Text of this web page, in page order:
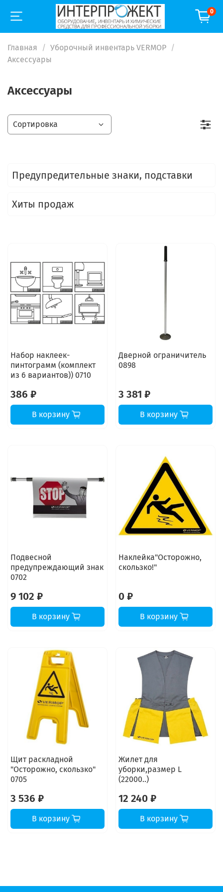
0
Главная
Уборочный инвентарь VERMOP
Аксессуары
Аксессуары
Предупредительные знаки, подставки
Хиты продаж
Набор наклеек-
пинтограмм (комплект
из 6 вариантов)) 0710
386 ₽
В корзину
Дверной ограничитель
0898
3 381 ₽
В корзину
Подвесной
предупреждающий знак
0702
9 102 ₽
В корзину
Наклейка"Осторожно,
скользко!"
0 ₽
В корзину
Щит раскладной
"Осторожно, скользко"
0705
3 536 ₽
В корзину
Жилет для
уборки,размер L
(22000..)
12 240 ₽
В корзину